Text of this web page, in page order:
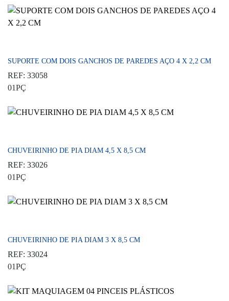
SUPORTE COM DOIS GANCHOS DE PAREDES AÇO 4 X 2,2 CM
REF: 33058
01PÇ
CHUVEIRINHO DE PIA DIAM 4,5 X 8,5 CM
REF: 33026
01PÇ
CHUVEIRINHO DE PIA DIAM 3 X 8,5 CM
REF: 33024
01PÇ